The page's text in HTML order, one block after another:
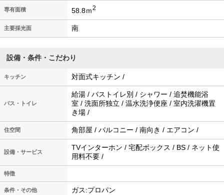
専有面積 58.8ｍ2
主要採光面 南
設備・条件・こだわり
キッチン 対面式キッチン /
バス・トイレ
給湯 / バストイレ別 / シャワー / 追焚機能浴
室 / 洗面所独立 / 温水洗浄便座 / 室内洗濯機置
き場 /
住空間 角部屋 / バルコニー / 南向き / エアコン /
設備・サービス
TVインターホン / 宅配ボックス / BS / ネット使
用料不要 /
特徴
条件・その他 ガス:プロパン